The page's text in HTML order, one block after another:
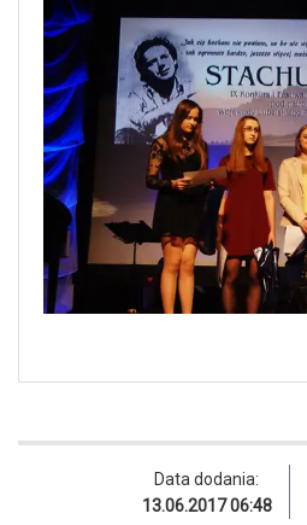
Data dodania:
13.06.2017 06:48